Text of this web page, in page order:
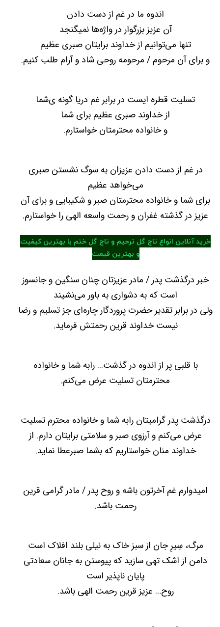
اندوه ما در غم از دست دادن
آن عزیز بزرگوار در واژه‌ها نمیگنجد
تنها می‌توانیم از خداوند برایتان صبری عظیم
و برای آن مرحوم / مرحومه روحی شاد و آرام طلب کنیم.
تسلیت قطره ایست در برابر غم دریا گونه ی‌شما
از خداوند صبری عظیم برای شما
و خانواده محترمتان خواستارم.
در غم از دست دادن عزیزان به سوگ نشستن صبری
می‌خواهد عظیم
برای شما و خانواده محترمتان صبر و شکیبایی و برای آن
عزیز در گذشته غفران و رحمت واسعه الهی را خواستارم.
خرید آنلاین انواع تاج گل ترحیم و تاج گل ختم با بهترین کیفیت
و بهترین قیمت
خبر درگذشت پدر / مادر عزیزتان چنان سنگین و جانسوز
است که به دشواری به باور می‌نشیند
ولی در برابر تقدیر حضرت پروردگار چاره‌ای جز تسلیم و رضا
نیست خداوند قرین رحمتش فرماید.
با قلبی پر از اندوه در گذشت... رابه شما و خانواده
محترمتان تسلیت عرض می‌کنم.
درگذشت پدر گرامیتان رابه شما و خانواده محترم تسلیت
عرض می‌کنم و آرزوی صبر و سلامتی برایتان دارم. از
خداوند منان خواستاریم که بشما صبرعطا نماید.
امیدوارم غم آخرتون باشه و روح پدر / مادر گرامی قرین
رحمت باشد.
مرگ، سِیرِ جان از سبز خاک به نیلی بلند افلاک است
دامن از اشک تهی سازید که پیوستن به جانان سعادتی
پایان ناپذیر است
روح… عزیز قرین رحمت الهی باشد.